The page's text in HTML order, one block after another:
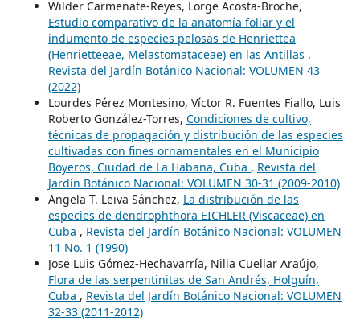
Wilder Carmenate-Reyes, Lorge Acosta-Broche,
Estudio comparativo de la anatomía foliar y el
indumento de especies pelosas de Henriettea
(Henrietteeae, Melastomataceae) en las Antillas ,
Revista del Jardín Botánico Nacional: VOLUMEN 43
(2022)
Lourdes Pérez Montesino, Víctor R. Fuentes Fiallo, Luis
Roberto González-Torres, Condiciones de cultivo,
técnicas de propagación y distribución de las especies
cultivadas con fines ornamentales en el Municipio
Boyeros, Ciudad de La Habana, Cuba , Revista del
Jardín Botánico Nacional: VOLUMEN 30-31 (2009-2010)
Angela T. Leiva Sánchez, La distribución de las
especies de dendrophthora EICHLER (Viscaceae) en
Cuba , Revista del Jardín Botánico Nacional: VOLUMEN
11 No. 1 (1990)
Jose Luis Gómez-Hechavarría, Nilia Cuellar Araújo,
Flora de las serpentinitas de San Andrés, Holguín,
Cuba , Revista del Jardín Botánico Nacional: VOLUMEN
32-33 (2011-2012)